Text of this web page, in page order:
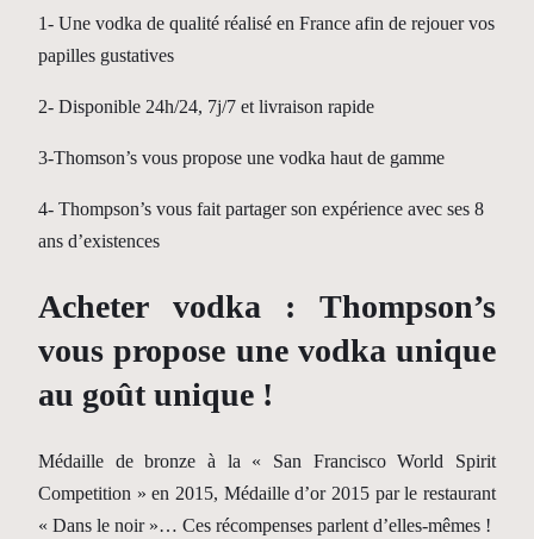
1- Une vodka de qualité réalisé en France afin de rejouer vos
papilles gustatives
2- Disponible 24h/24, 7j/7 et livraison rapide
3-Thomson’s vous propose une vodka haut de gamme
4- Thompson’s vous fait partager son expérience avec ses 8
ans d’existences
Acheter vodka : Thompson’s
vous propose une vodka unique
au goût unique !
Médaille de bronze à la « San Francisco World Spirit
Competition » en 2015, Médaille d’or 2015 par le restaurant
« Dans le noir »… Ces récompenses parlent d’elles-mêmes !